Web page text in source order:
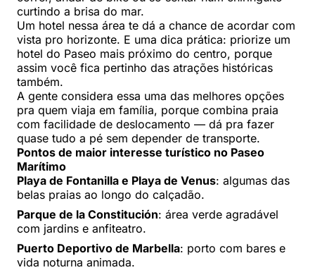
curtindo a brisa do mar.
Um hotel nessa área te dá a chance de acordar com
vista pro horizonte. E uma dica prática: priorize um
hotel do Paseo mais próximo do centro, porque
assim você fica pertinho das atrações históricas
também.
A gente considera essa uma das melhores opções
pra quem viaja em família, porque combina praia
com facilidade de deslocamento — dá pra fazer
quase tudo a pé sem depender de transporte.
Pontos de maior interesse turístico no Paseo
Marítimo
Playa de Fontanilla e Playa de Venus: algumas das
belas praias ao longo do calçadão.
Parque de la Constitución: área verde agradável
com jardins e anfiteatro.
Puerto Deportivo de Marbella: porto com bares e
vida noturna animada.